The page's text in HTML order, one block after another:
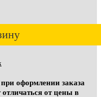
оформлении заказа
отличаться от цены в